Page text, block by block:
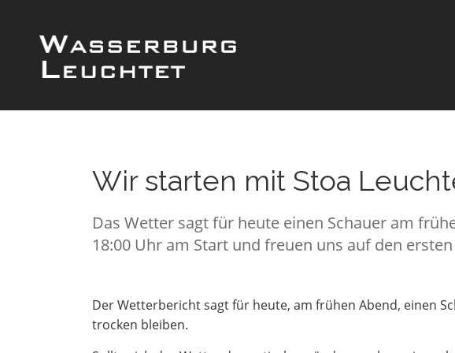
Wir starten mit Stoa
Das Wetter sagt für heute einen Schauer am
18:00 Uhr am Start und freuen uns auf den
Der Wetterbericht sagt für heute, am frühen Abend, einen
trocken bleiben.